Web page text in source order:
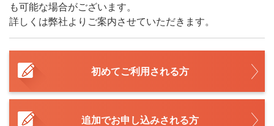
も可能な場合がございます。
詳しくは弊社よりご案内させていただきます。
初めてご利用される方
追加でお申し込みされる方